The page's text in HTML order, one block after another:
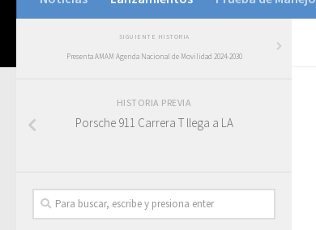
SIGUIENTE HISTORIA
Presenta AMAM Agenda Nacional de Movilidad 2024-2030
HISTORIA PREVIA
Porsche 911 Carrera T llega a LA